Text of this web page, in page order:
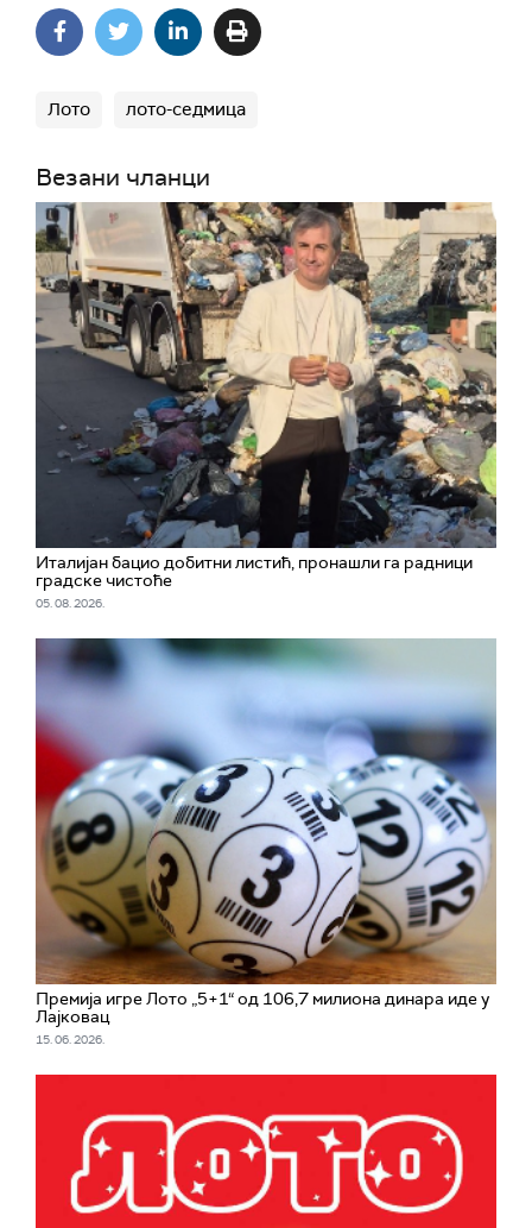
Лото лото-седмица
Везани чланци
Италијан бацио добитни листић, пронашли га радници
градске чистоће
05. 08. 2026.
Премија игре Лото „5+1“ од 106,7 милиона динара иде у
Лајковац
15. 06. 2026.